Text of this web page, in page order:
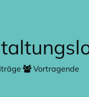
Vortragende